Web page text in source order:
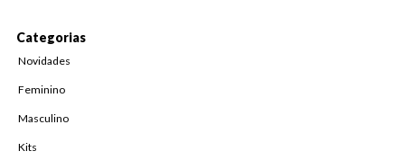
Categorias
Novidades
Feminino
Masculino
Kits